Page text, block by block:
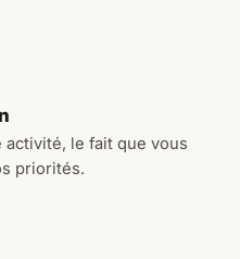
le fait que vous
priorités.